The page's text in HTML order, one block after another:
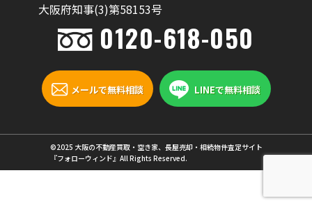
大阪府知事(3)第58153号
0120-618-050
メールで無料相談 LINEで無料相談
©2025 大阪の不動産買取・空き家、長屋売却・相続物件査定サイト
『フォローウィンド』All Rights Reserved.